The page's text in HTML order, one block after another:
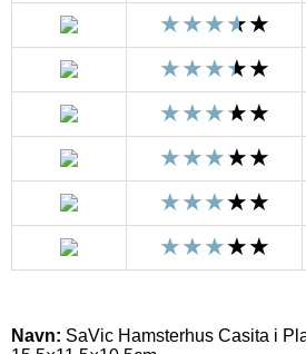
Navn: SaVic Hamsterhus Casita i